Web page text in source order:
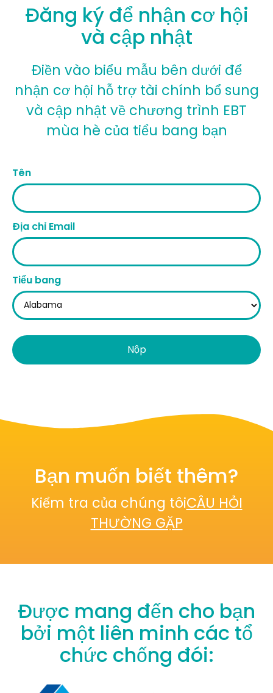
Đăng ký để nhận cơ hội
và cập nhật
Điền vào biểu mẫu bên dưới để
nhận cơ hội hỗ trợ tài chính bổ sung
và cập nhật về chương trình EBT
mùa hè của tiểu bang bạn
Tên
Địa chỉ Email
Tiểu bang
Bạn muốn biết thêm?
Kiểm tra của chúng tôiCÂU HỎI
THƯỜNG GẶP
Được mang đến cho bạn
bởi một liên minh các tổ
chức chống đói: